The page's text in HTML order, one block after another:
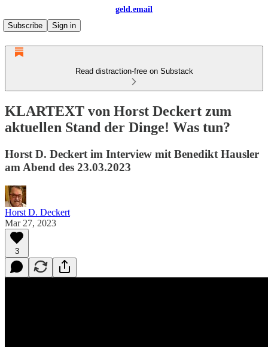
geld.email
Subscribe
Sign in
Read distraction-free on Substack
KLARTEXT von Horst Deckert zum
aktuellen Stand der Dinge! Was tun?
Horst D. Deckert im Interview mit Benedikt Hausler
am Abend des 23.03.2023
Horst D. Deckert
Mar 27, 2023
3